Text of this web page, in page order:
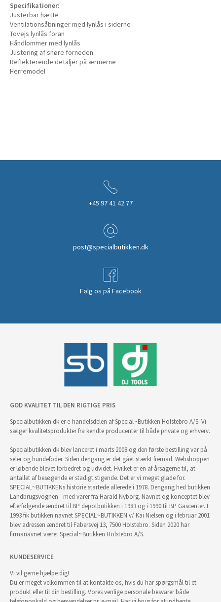
Specifikationer:
Justerbar hætte
Ventilationsåbninger med lynlås i siderne
Tovejs lynlås foran
Håndlommer med lynlås
Justering af snøre forneden
Reflekterende detaljer på ærmerne
Herremodel
+45 97 41 42 77
post@specialbutikken.dk
Følg os på Facebook
GOD KVALITET TIL DEN RIGTIGE PRIS
Specialbutikken.dk er e-handelsdelen af Special~Butikken Holstebro A/S. Vi
sælger kvalitetsprodukter fra kendte producenter til både private og erhverv.
Specialbutikken.dk blev lanceret i marts 2008 og den første bestilling var på
seler og hundefoder. Siden dengang er det gået stærkt fremad. Webshoppen
er løbende blevet forbedret og udvidet. Hvilket er en af årsagerne til, at
antallet af besøgende er stadigt stigende. Det er vi meget glade for.
SPECIAL~BUTIKKENs historie startede allerede i 1978. Dengang hed butikken
Landbrugsvognen - med varer fra Harald Nyborg. Navnet og konceptet blev
efterfølgende ændret til BP depotbutikken i 1983 og i 1990 til BP Gascenter. I
1993 fik butikken navnet SPECIAL~BUTIKKEN v/ Kai Nielsen og i februar 2001
blev adressen ændret til Fabersvej 13, 7500 Holstebro. Siden 2020 har
firmanavnet været Special~Butikken Holstebro A/S.
KUNDESERVICE
Vi vil gerne hjælpe dig!
Du er meget velkommen til at kontakte os, hvis du har spørgsmål til et
produkt eller til din bestilling. Vores venlige personale besvarer både